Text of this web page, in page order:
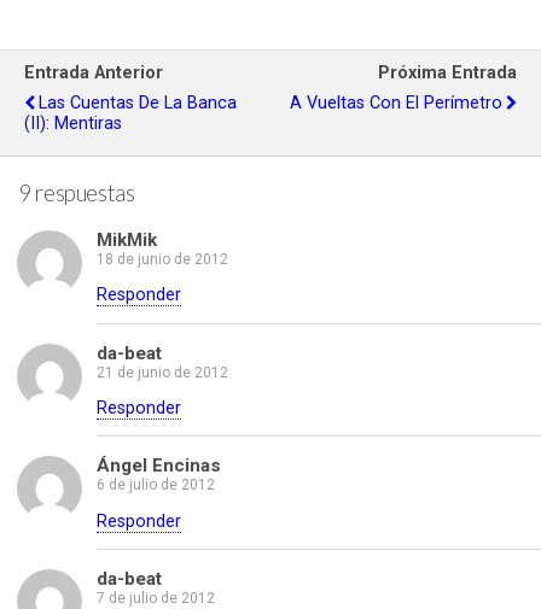
Entrada Anterior
Las Cuentas De La Banca
(II): Mentiras
Próxima Entrada
A Vueltas Con El Perímetro
9 respuestas
MikMik
18 de junio de 2012
Responder
da-beat
21 de junio de 2012
Responder
Ángel Encinas
6 de julio de 2012
Responder
da-beat
7 de julio de 2012